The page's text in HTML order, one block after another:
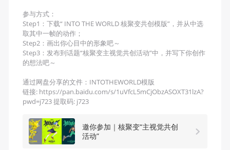
参与方式：
Step1：下载“ INTO THE WORLD 核聚变共创模版”，并从中选
取其中一帧的动作；
Step2：画出你心目中的形象吧～
Step3：发布到话题“核聚变主视觉共创活动”中，并写下你创作
的想法吧～
通过网盘分享的文件：INTOTHEWORLD模版
链接: https://pan.baidu.com/s/1uVfcL5mCjObzASOXT31lzA?
pwd=j723 提取码: j723
邀你参加｜核聚变“主视觉共创
活动”